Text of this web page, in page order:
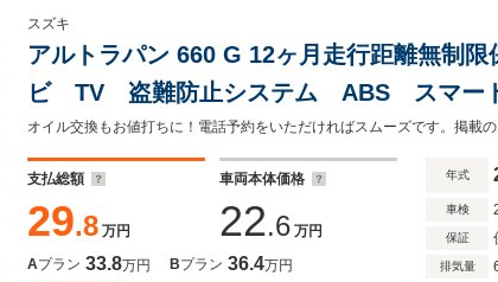
スズキ
アルトラパン 660 G 12ヶ月走行距離無
ビ TV 盗難防止システム ABS スマー
CVT 衝突安全ボディ エアコン パワー
ウ
支払総額
29.8 万円
車両本体価格
22.6 万円
Aプラン 33.8万円 Bプラン 36.4万円
年式
車検
保証
排気量